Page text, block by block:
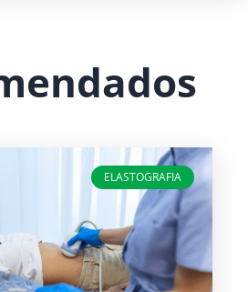
ELASTOGRAFIA